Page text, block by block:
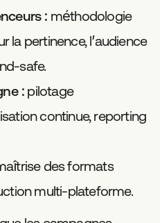
: méthodologie
la pertinence, l’audience
safe.
: pilotage
continue, reporting
des formats
multi-plateforme.